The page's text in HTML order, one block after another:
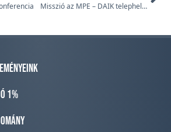
Misszió az MPE – DAIK telephelyein
1%